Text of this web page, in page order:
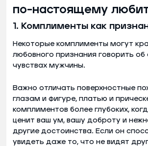
по-настоящему
1. Комплименты как
Некоторые комплименты могут
любовного признания говорить об
чувствах мужчины.
Важно отличать поверхностные
глазам и фигуре, платью и
комплиментов более глубоких,
ценит ваш ум, вашу доброту и
другие достоинства. Если он
увидеть даже то, что не видят